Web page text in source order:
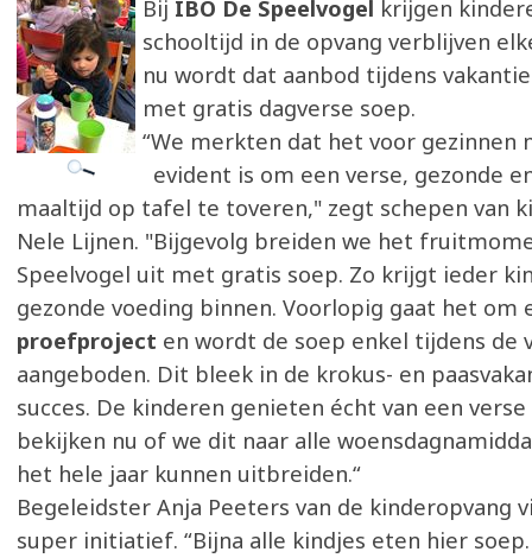
Bij IBO De Speelvogel krijgen
schooltijd in de opvang verblijven
nu wordt dat aanbod tijdens
met gratis dagverse soep.
“We merkten dat het voor gezinnen
evident is om een verse, gezonde
maaltijd op tafel te toveren," zegt schepen van
Nele Lijnen. "Bijgevolg breiden we het
Speelvogel uit met gratis soep. Zo krijgt ieder
gezonde voeding binnen. Voorlopig gaat het om
proefproject en wordt de soep enkel tijdens de
aangeboden. Dit bleek in de krokus- en
succes. De kinderen genieten écht van een
bekijken nu of we dit naar alle
het hele jaar kunnen uitbreiden.“
Begeleidster Anja Peeters van de kinderopvang
super initiatief. “Bijna alle kindjes eten hier